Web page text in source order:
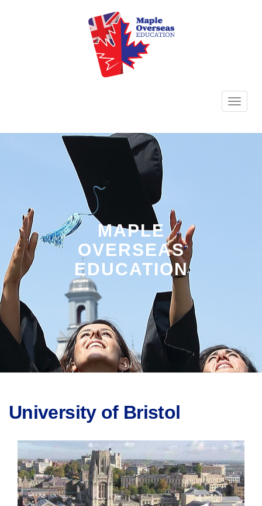
MAPLE
OVERSEAS
EDUCATION
University of Bristol